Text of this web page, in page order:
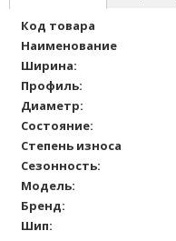
Код товара
Наименование
Ширина:
Профиль:
Диаметр:
Состояние:
Степень износа
Сезонность:
Модель:
Бренд:
Шип: